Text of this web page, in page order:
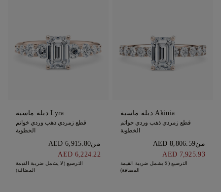
Akinia دبلة ماسية
قطع زمردي ذهب وردي خواتم
الخطوبة
منAED 8,806.59
AED 7,925.93
الترصيع (لا يشمل ضريبة القيمة
المضافة)
Lyra دبلة ماسية
قطع زمردي ذهب وردي خواتم
الخطوبة
منAED 6,915.80
AED 6,224.22
الترصيع (لا يشمل ضريبة القيمة
المضافة)